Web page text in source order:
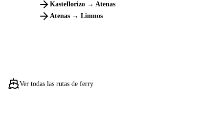
Kastellorizo → Atenas
Atenas → Limnos
Ver todas las rutas de ferry